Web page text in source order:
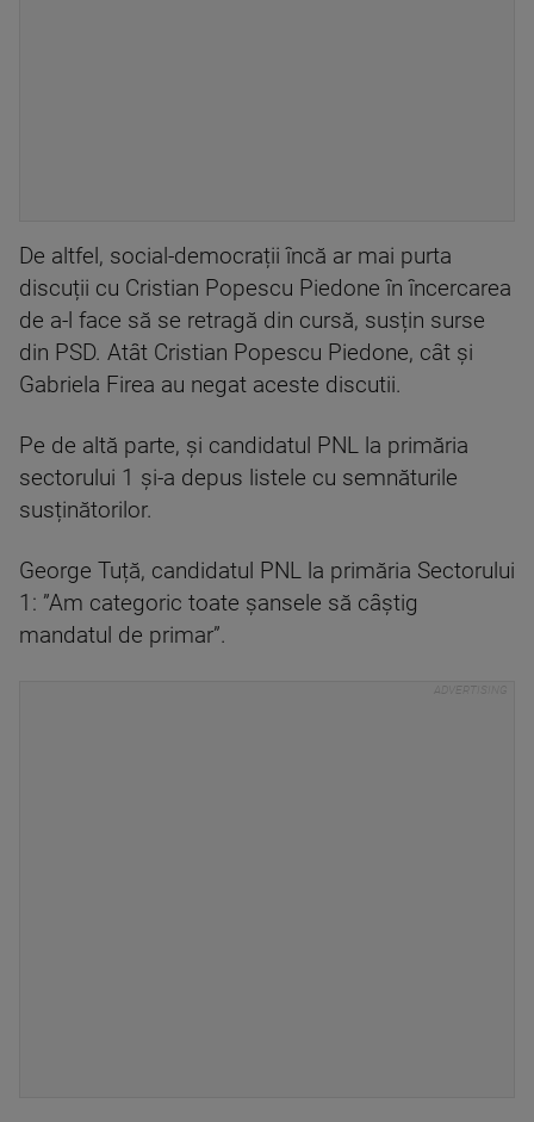
De altfel, social-democrații încă ar mai purta
discuții cu Cristian Popescu Piedone în încercarea
de a-l face să se retragă din cursă, susțin surse
din PSD. Atât Cristian Popescu Piedone, cât și
Gabriela Firea au negat aceste discutii.
Pe de altă parte, și candidatul PNL la primăria
sectorului 1 și-a depus listele cu semnăturile
susținătorilor.
George Tuță, candidatul PNL la primăria Sectorului
1: ”Am categoric toate șansele să câștig
mandatul de primar”.